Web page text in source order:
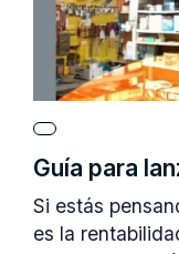
Guía para
Si estás
es la